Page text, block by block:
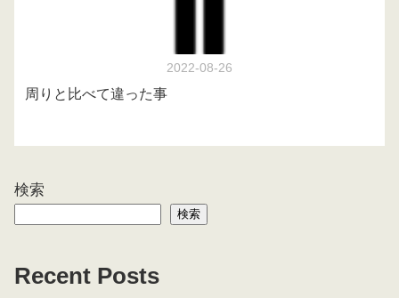
2022-08-26
周りと比べて違った事
検索
検索
Recent Posts